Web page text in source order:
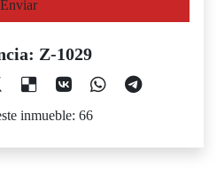
Enviar
Z-1029
inmueble: 66